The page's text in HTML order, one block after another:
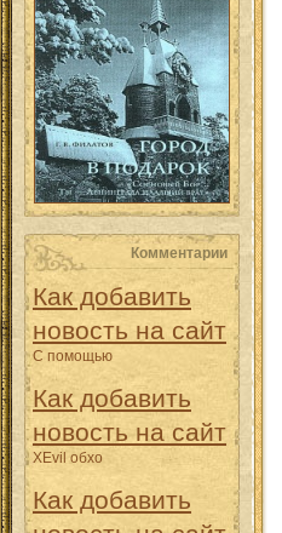
Комментарии
Как добавить
новость на сайт
С помощью
Как добавить
новость на сайт
XEvil обхо
Как добавить